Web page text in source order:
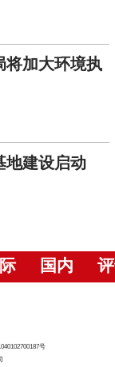
将加大环境执
地建设启动
国内
号